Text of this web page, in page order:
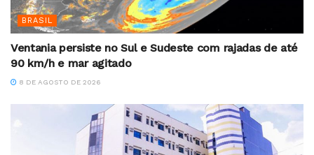
BRASIL
Ventania persiste no Sul e Sudeste com rajadas de até
90 km/h e mar agitado
8 DE AGOSTO DE 2026